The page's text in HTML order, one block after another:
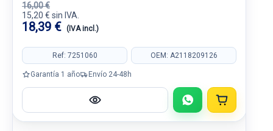
16,00 €
15,20 € sin IVA.
18,39 € (IVA incl.)
Ref: 7251060 OEM: A2118209126
Garantía 1 año Envío 24-48h